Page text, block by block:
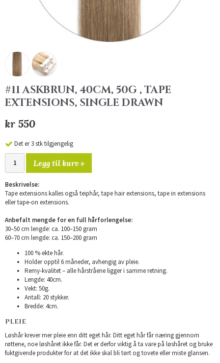
#11 ASKBRUN, 40CM, 50G , TAPE
EXTENSIONS, SINGLE DRAWN
kr 550
Det er 3 stk tilgjengelig
Legg til kurv »
Beskrivelse:
Tape extensions kalles også teiphår, tape hair extensions, tape in extensions
eller tape-on extensions.
Anbefalt mengde for en full hårforlengelse:
30–50 cm lengde: ca. 100–150 gram
60–70 cm lengde: ca. 150–200 gram
100 % ekte hår.
Holder opptil 6 måneder, avhengig av pleie.
Remy-kvalitet – alle hårstråene ligger i samme retning.
Lengde: 40cm.
Vekt: 50g.
Antall: 20 stykker.
Bredde: 4cm.
PLEIE
Løshår krever mer pleie enn ditt eget hår. Ditt eget hår får næring gjennom
røttene, noe løshåret ikke får. Det er derfor viktig å ta vare på løshåret og bruke
fuktgivende produkter for at det ikke skal bli tørt og tovete eller miste glansen.